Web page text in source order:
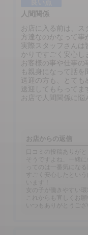
人間関係
お店に入る前は、ス
方達なのかなって事
実際スタッフさん
かりですごく安心し
お客様の事や仕事の
も親身になって話を
送迎の方も、とて
送迎してもらってま
お店で人間関係に
お店からの返信
口コミの投稿ありが
そうですよね、一緒
ってのは一番気にな
すごく安心したとい
います！
女の子が働きやすい
これからも宜しくお願
いつもありがとうご